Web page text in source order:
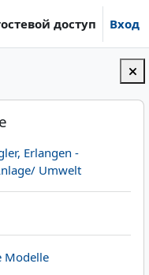
доступ Вход
Erlangen -
Umwelt
Modelle